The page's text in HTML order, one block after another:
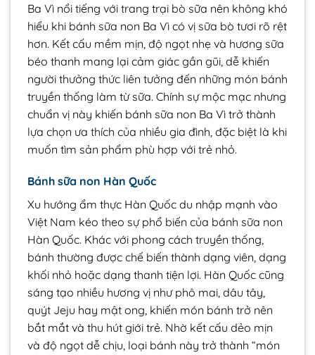
Ba Vì nổi tiếng với trang trại bò sữa nên không khó
hiểu khi bánh sữa non Ba Vì có vị sữa bò tươi rõ rệt
hơn. Kết cấu mềm mịn, độ ngọt nhẹ và hương sữa
béo thanh mang lại cảm giác gần gũi, dễ khiến
người thưởng thức liên tưởng đến những món bánh
truyền thống làm từ sữa. Chính sự mộc mạc nhưng
chuẩn vị này khiến bánh sữa non Ba Vì trở thành
lựa chọn ưa thích của nhiều gia đình, đặc biệt là khi
muốn tìm sản phẩm phù hợp với trẻ nhỏ.
Bánh sữa non Hàn Quốc
Xu hướng ẩm thực Hàn Quốc du nhập mạnh vào
Việt Nam kéo theo sự phổ biến của bánh sữa non
Hàn Quốc. Khác với phong cách truyền thống,
bánh thường được chế biến thành dạng viên, dạng
khối nhỏ hoặc dạng thanh tiện lợi. Hàn Quốc cũng
sáng tạo nhiều hương vị như phô mai, dâu tây,
quýt Jeju hay mật ong, khiến món bánh trở nên
bắt mắt và thu hút giới trẻ. Nhờ kết cấu dẻo mịn
và độ ngọt dễ chịu, loại bánh này trở thành “món